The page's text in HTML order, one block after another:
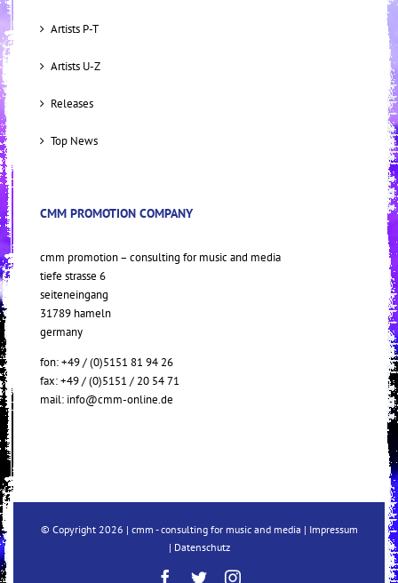
Artists P-T
Artists U-Z
Releases
Top News
CMM PROMOTION COMPANY
cmm promotion – consulting for music and media
tiefe strasse 6
seiteneingang
31789 hameln
germany
fon: +49 / (0)5151 81 94 26
fax: +49 / (0)5151 / 20 54 71
mail: info@cmm-online.de
© Copyright 2026 | cmm - consulting for music and media | Impressum
| Datenschutz
Facebook
TwitterInstagram